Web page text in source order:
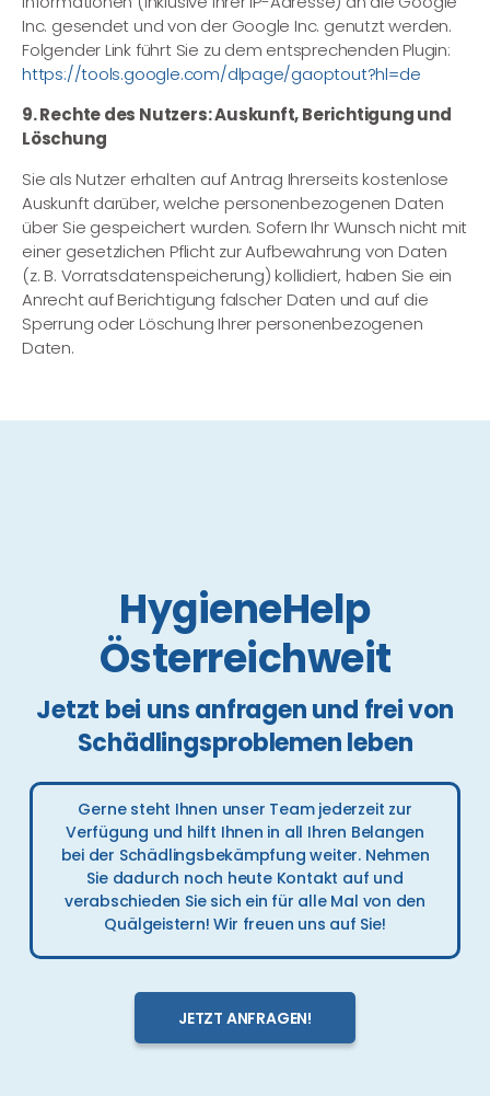
Inc. gesendet und von der Google Inc. genutzt werden.
Folgender Link führt Sie zu dem entsprechenden Plugin:
https://tools.google.com/dlpage/gaoptout?hl=de
9. Rechte des Nutzers: Auskunft, Berichtigung und
Löschung
Sie als Nutzer erhalten auf Antrag Ihrerseits kostenlose
Auskunft darüber, welche personenbezogenen Daten
über Sie gespeichert wurden. Sofern Ihr Wunsch nicht mit
einer gesetzlichen Pflicht zur Aufbewahrung von Daten
(z. B. Vorratsdatenspeicherung) kollidiert, haben Sie ein
Anrecht auf Berichtigung falscher Daten und auf die
Sperrung oder Löschung Ihrer personenbezogenen
Daten.
HygieneHelp
Österreichweit
Jetzt bei uns anfragen und frei von
Schädlingsproblemen leben
Gerne steht Ihnen unser Team jederzeit zur
Verfügung und hilft Ihnen in all Ihren Belangen
bei der Schädlingsbekämpfung weiter. Nehmen
Sie dadurch noch heute Kontakt auf und
verabschieden Sie sich ein für alle Mal von den
Quälgeistern! Wir freuen uns auf Sie!
JETZT ANFRAGEN!